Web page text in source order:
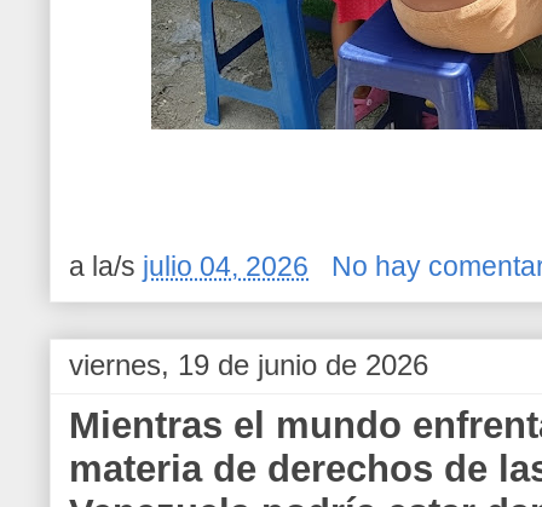
a la/s julio 04, 2026 No hay
viernes, 19 de junio de 2026
Mientras el mundo
materia de derechos de